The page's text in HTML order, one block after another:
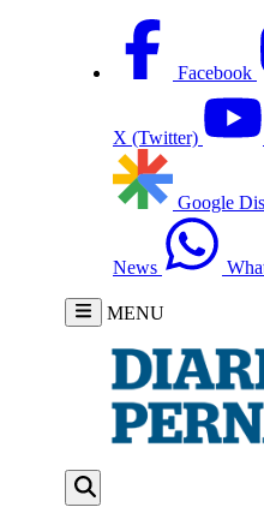
Facebook
X (Twitter)
Google
News
MENU